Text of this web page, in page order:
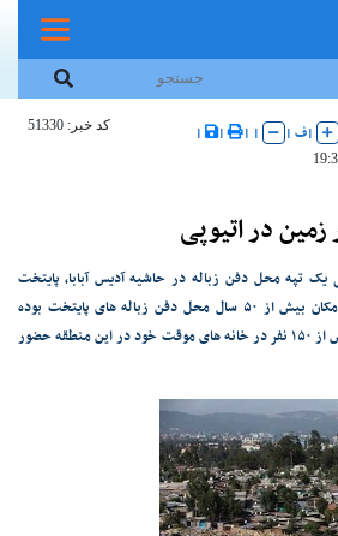
|ف |
|
|
|
|
کد خبر: 51330
در اتیوپی
تپه محل دفن زباله در حاشیه آدیس آبابا، پایتخت
اتیوپی ۴۶ تن جان باختند. این مکان بیش از ۵۰ سال محل دفن زباله های پایتخت بوده
است. هنگام وقوع این حادثه بیش از ۱۵۰ نفر در خانه های موقت خود در این منطقه حضور